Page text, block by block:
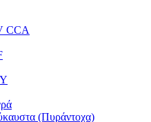
CCA
(Πυράντοχα)